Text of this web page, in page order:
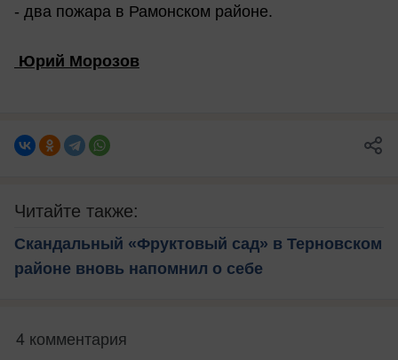
- два пожара в Рамонском районе.
Юрий Морозов
Читайте также:
Скандальный «Фруктовый сад» в Терновском
районе вновь напомнил о себе
4 комментария